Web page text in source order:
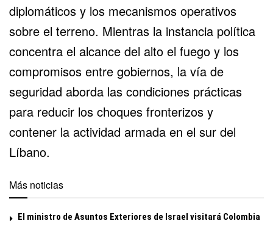
diplomáticos y los mecanismos operativos
sobre el terreno. Mientras la instancia política
concentra el alcance del alto el fuego y los
compromisos entre gobiernos, la vía de
seguridad aborda las condiciones prácticas
para reducir los choques fronterizos y
contener la actividad armada en el sur del
Líbano.
Más noticias
El ministro de Asuntos Exteriores de Israel visitará Colombia